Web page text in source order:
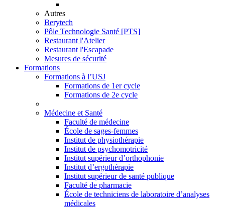
Autres
Berytech
Pôle Technologie Santé [PTS]
Restaurant l'Atelier
Restaurant l'Escapade
Mesures de sécurité
Formations
Formations à l’USJ
Formations de 1er cycle
Formations de 2e cycle
Médecine et Santé
Faculté de médecine
École de sages-femmes
Institut de physiothérapie
Institut de psychomotricité
Institut supérieur d’orthophonie
Institut d’ergothérapie
Institut supérieur de santé publique
Faculté de pharmacie
École de techniciens de laboratoire d’analyses
médicales